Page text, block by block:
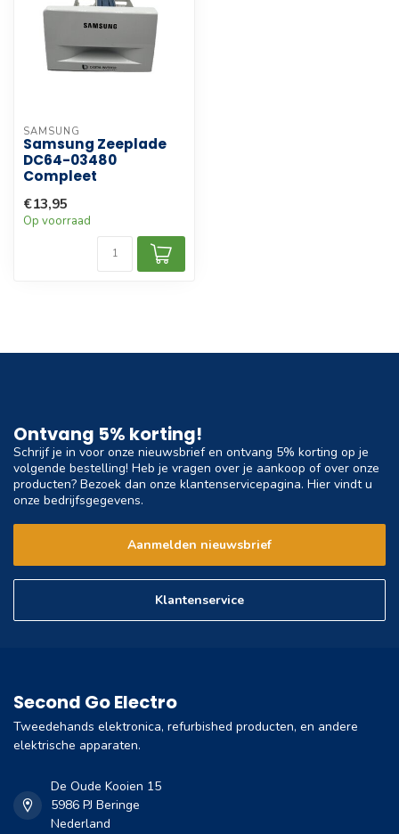
SAMSUNG
Samsung Zeeplade
DC64-03480
Compleet
€13,95
Op voorraad
Ontvang 5% korting!
Schrijf je in voor onze nieuwsbrief en ontvang 5% korting op je
volgende bestelling! Heb je vragen over je aankoop of over onze
producten? Bezoek dan onze klantenservicepagina. Hier vindt u
onze bedrijfsgegevens.
Aanmelden nieuwsbrief
Klantenservice
Second Go Electro
Tweedehands elektronica, refurbished producten, en andere
elektrische apparaten.
De Oude Kooien 15
5986 PJ Beringe
Nederland